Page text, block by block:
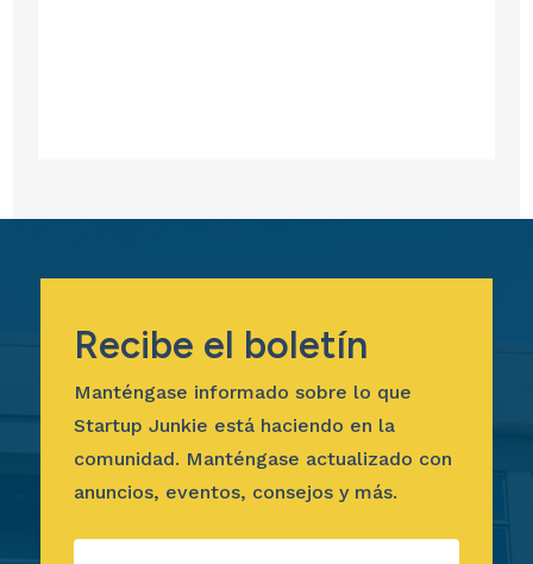
Recibe el boletín
Manténgase informado sobre lo que
Startup Junkie está haciendo en la
comunidad. Manténgase actualizado con
anuncios, eventos, consejos y más.